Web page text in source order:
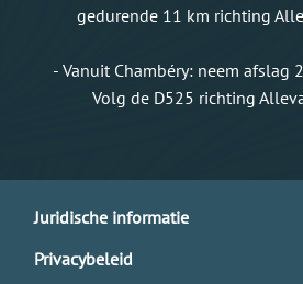
gedurende 11 km richting
- Vanuit Chambéry: neem afslag
Volg de D525 richting
Juridische informatie
Privacybeleid